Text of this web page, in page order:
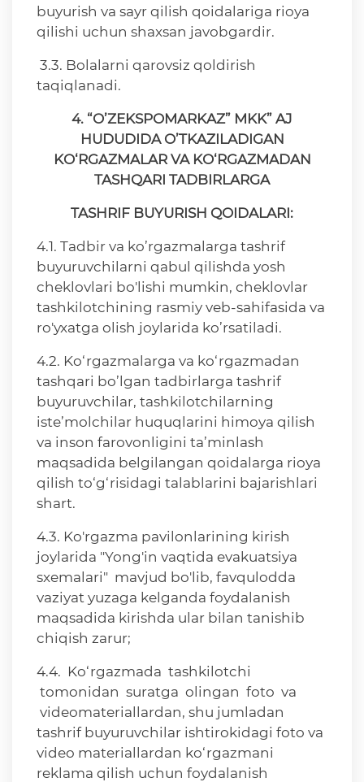
buyurish va sayr qilish qoidalariga rioya
qilishi uchun shaxsan javobgardir.
3.3. Bolalarni qarovsiz qoldirish
taqiqlanadi.
4. “O’ZEKSPOMARKAZ” MKK” AJ
HUDUDIDA O’TKAZILADIGAN
KO‘RGAZMALAR VA KO‘RGAZMADAN
TASHQARI TADBIRLARGA
TASHRIF BUYURISH QOIDALARI:
4.1. Tadbir va ko’rgazmalarga tashrif
buyuruvchilarni qabul qilishda yosh
cheklovlari bo'lishi mumkin, cheklovlar
tashkilotchining rasmiy veb-sahifasida va
ro'yxatga olish joylarida ko’rsatiladi.
4.2. Ko‘rgazmalarga va ko‘rgazmadan
tashqari bo’lgan tadbirlarga tashrif
buyuruvchilar, tashkilotchilarning
iste’molchilar huquqlarini himoya qilish
va inson farovonligini ta’minlash
maqsadida belgilangan qoidalarga rioya
qilish to‘g‘risidagi talablarini bajarishlari
shart.
4.3. Ko'rgazma pavilonlarining kirish
joylarida "Yong'in vaqtida evakuatsiya
sxemalari" mavjud bo'lib, favqulodda
vaziyat yuzaga kelganda foydalanish
maqsadida kirishda ular bilan tanishib
chiqish zarur;
4.4. Ko‘rgazmada tashkilotchi
tomonidan suratga olingan foto va
videomateriallardan, shu jumladan
tashrif buyuruvchilar ishtirokidagi foto va
video materiallardan ko‘rgazmani
reklama qilish uchun foydalanish